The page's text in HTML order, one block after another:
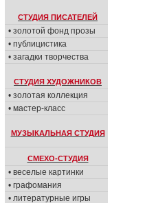
СТУДИЯ ПИСАТЕЛЕЙ
• золотой фонд прозы
• публицистика
• загадки творчества
СТУДИЯ ХУДОЖНИКОВ
• золотая коллекция
• мастер-класс
МУЗЫКАЛЬНАЯ СТУДИЯ
СМЕХО-СТУДИЯ
• веселые картинки
• графомания
• литературные игры